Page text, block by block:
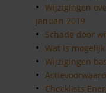
Wijzigingen
januari 2019
Schade door
Wat is
Wijzigingen
Checklists